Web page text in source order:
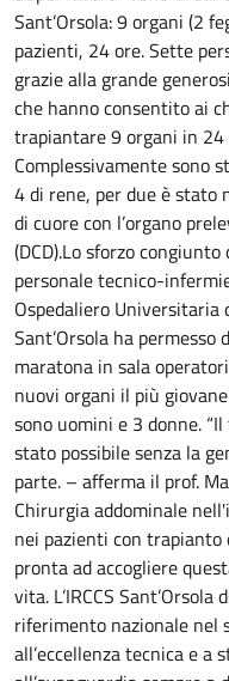
Sant’Orsola: 9 organi (2
pazienti, 24 ore.Sette
grazie alla grande
che hanno consentito ai
trapiantare 9 organi in 24
Complessivamente sono
4 di rene, per due è stato
di cuore con l’organo
(DCD).Lo sforzo
personale tecnico-
Ospedaliero Universitaria
Sant’Orsola ha
maratona in sala
nuovi organi il più
sono uomini e 3 donne.
stato possibile senza la
parte. – afferma il prof.
Chirurgia addominale
nei pazienti con
pronta ad accogliere
vita. L’IRCCS
riferimento nazionale nel
all’eccellenza tecnica e